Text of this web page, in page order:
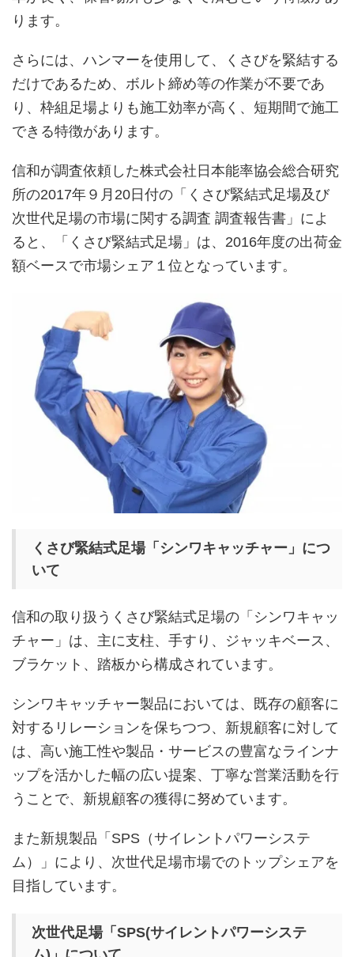
ります。
さらには、ハンマーを使用して、くさびを緊結する
だけであるため、ボルト締め等の作業が不要であ
り、枠組足場よりも施工効率が高く、短期間で施工
できる特徴があります。
信和が調査依頼した株式会社日本能率協会総合研究
所の2017年９月20日付の「くさび緊結式足場及び
次世代足場の市場に関する調査 調査報告書」によ
ると、「くさび緊結式足場」は、2016年度の出荷金
額ベースで市場シェア１位となっています。
くさび緊結式足場「シンワキャッチャー」につ
いて
信和の取り扱うくさび緊結式足場の「シンワキャッ
チャー」は、主に支柱、手すり、ジャッキベース、
ブラケット、踏板から構成されています。
シンワキャッチャー製品においては、既存の顧客に
対するリレーションを保ちつつ、新規顧客に対して
は、高い施工性や製品・サービスの豊富なラインナ
ップを活かした幅の広い提案、丁寧な営業活動を行
うことで、新規顧客の獲得に努めています。
また新規製品「SPS（サイレントパワーシステ
ム）」により、次世代足場市場でのトップシェアを
目指しています。
次世代足場「SPS(サイレントパワーシステ